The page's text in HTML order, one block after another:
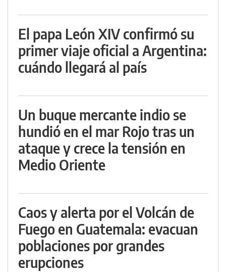
El papa León XIV confirmó su
primer viaje oficial a Argentina:
cuándo llegará al país
Un buque mercante indio se
hundió en el mar Rojo tras un
ataque y crece la tensión en
Medio Oriente
Caos y alerta por el Volcán de
Fuego en Guatemala: evacuan
poblaciones por grandes
erupciones